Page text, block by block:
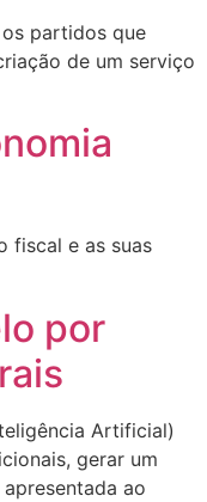
partidos que
de um serviço
fiscal e as suas
por
Artificial)
gerar um
ao